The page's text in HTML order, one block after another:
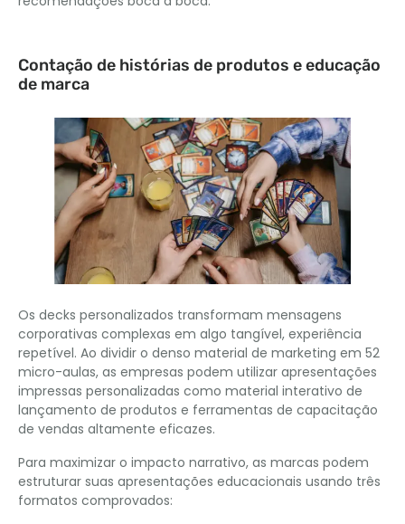
Contação de histórias de produtos e educação
de marca
Os decks personalizados transformam mensagens
corporativas complexas em algo tangível, experiência
repetível. Ao dividir o denso material de marketing em 52
micro-aulas, as empresas podem utilizar apresentações
impressas personalizadas como material interativo de
lançamento de produtos e ferramentas de capacitação
de vendas altamente eficazes.
Para maximizar o impacto narrativo, as marcas podem
estruturar suas apresentações educacionais usando três
formatos comprovados: